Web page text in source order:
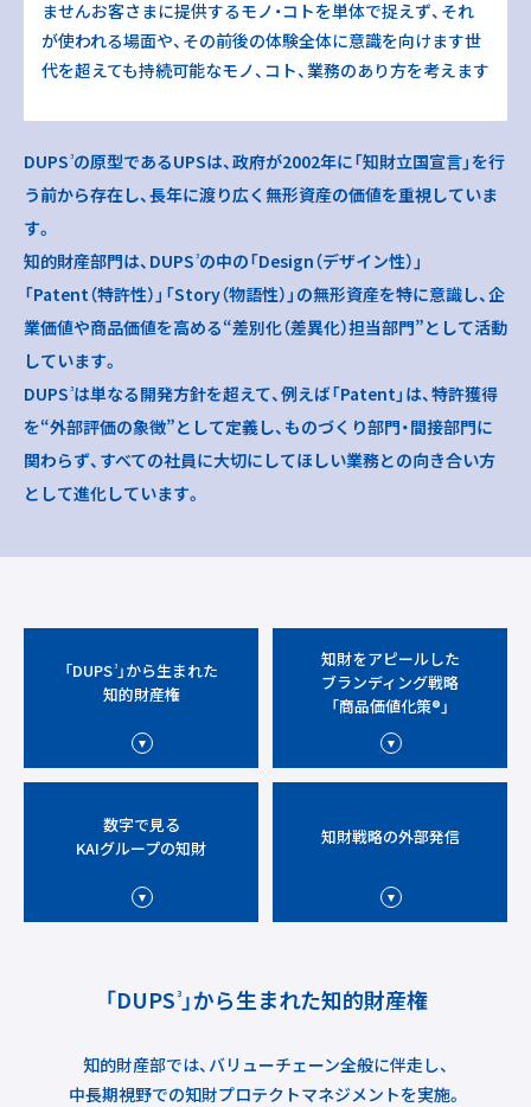
ませんお客さまに提供するモノ・コトを単体で捉えず、それ
が使われる場面や、その前後の体験全体に意識を向けます世
代を超えても持続可能なモノ、コト、業務のあり方を考えます
DUPS 3の原型であるUPSは、政府が2002年に「知財立国宣言」を行
う前から存在し、 長年に渡り広く無形資産の価値を重視していま
す。
知的財産部門は、DUPS 3の中の「Design（デザイン性）」
「Patent（特許性）」「Story（物語性）」の無形資産を特に意識し、 企
業価値や商品価値を高める“差別化（差異化）担当部門”として活動
しています。
DUPS 3は単なる開発方針を超えて、例えば「Patent」は、特許獲得
を“外部評価の象徴”として定義し、ものづくり部門・間接部門に
関わらず、 すべての社員に大切にしてほしい業務との向き合い方
として進化しています。
「DUPS 3 」から生まれた
知的財産権
知財をアピールした
ブランディング戦略
「商品価値化策®」
数字で見る
KAIグループの知財
知財戦略の外部発信
「DUPS 3」から生まれた知的財産権
知的財産部では、バリューチェーン全般に伴走し、
中長期視野での知財プロテクトマネジメントを実施。